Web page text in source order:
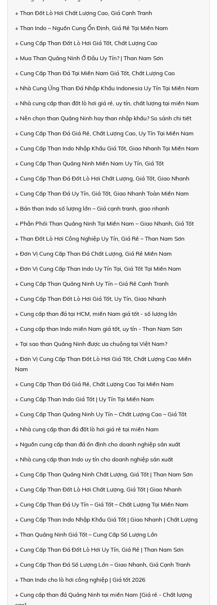
+ Than Đốt Lò Hơi Chất Lượng Cao, Giá Cạnh Tranh
+ Than Indo – Nguồn Cung Ổn Định, Giá Rẻ Tại Miền Nam
+ Cung Cấp Than Đốt Lò Hơi Giá Tốt, Chất Lượng Cao
+ Mua Than Quảng Ninh Ở Đâu Uy Tín? | Than Nam Sơn
+ Cung Cấp Than Đá Tại Miền Nam Giá Tốt, Chất Lượng Cao
+ Nhà Cung Ứng Than Đá Nhập Khẩu Indonesia Uy Tín Tại Miền Nam
+ Nhà cung cấp than đốt lò hơi giá rẻ, uy tín, chất lượng tại miền Nam
+ Nên chọn than Quảng Ninh hay than nhập khẩu? So sánh chi tiết
+ Cung Cấp Than Đá Giá Rẻ, Chất Lượng Cao, Uy Tín Tại Miền Nam
+ Cung Cấp Than Indo Nhập Khẩu Giá Tốt, Giao Nhanh Tại Miền Nam
+ Cung Cấp Than Quảng Ninh Miền Nam Uy Tín, Giá Tốt
+ Cung Cấp Than Đá Đốt Lò Hơi Chất Lượng, Giá Tốt, Giao Nhanh
+ Cung Cấp Than Đá Uy Tín, Giá Tốt, Giao Nhanh Toàn Miền Nam
+ Bán than Indo số lượng lớn – Giá cạnh tranh, giao nhanh
+ Phân Phối Than Quảng Ninh Tại Miền Nam – Giao Nhanh, Giá Tốt
+ Than Đốt Lò Hơi Công Nghiệp Uy Tín, Giá Rẻ – Than Nam Sơn
+ Đơn Vị Cung Cấp Than Đá Chất Lượng, Giá Rẻ Miền Nam
+ Đơn Vị Cung Cấp Than Indo Uy Tín Tại, Giá Tốt Tại Miền Nam
+ Cung Cấp Than Quảng Ninh Uy Tín – Giá Rẻ Cạnh Tranh
+ Cung Cấp Than Đốt Lò Hơi Giá Tốt, Uy Tín, Giao Nhanh
+ Cung cấp than đá tại HCM, miền Nam giá tốt - số lượng lớn
+ Cung cấp than Indo miền Nam giá tốt, uy tín - Than Nam Sơn
+ Tại sao than Quảng Ninh được ưa chuộng tại Việt Nam?
+ Đơn Vị Cung Cấp Than Đốt Lò Hơi Giá Tốt, Chất Lượng Cao Miền
Nam
+ Cung Cấp Than Đá Giá Rẻ, Chất Lượng Cao Tại Miền Nam
+ Cung Cấp Than Indo Giá Tốt | Uy Tín Tại Miền Nam
+ Cung Cấp Than Quảng Ninh Uy Tín – Chất Lượng Cao – Giá Tốt
+ Nhà cung cấp than đá đốt lò hơi giá rẻ tại miền Nam
+ Nguồn cung cấp than đá ổn định cho doanh nghiệp sản xuất
+ Nhà cung cấp than Indo uy tín cho doanh nghiệp sản xuất
+ Cung Cấp Than Quảng Ninh Chất Lượng, Giá Tốt | Than Nam Sơn
+ Cung Cấp Than Đốt Lò Hơi Chất Lượng, Giá Tốt | Giao Nhanh
+ Cung Cấp Than Đá Uy Tín – Giá Tốt – Chất Lượng Tại Miền Nam
+ Cung Cấp Than Indo Nhập Khẩu Giá Tốt | Giao Nhanh | Chất Lượng
+ Than Quảng Ninh Giá Tốt – Cung Cấp Số Lượng Lớn
+ Cung Cấp Than Đá Đốt Lò Hơi Uy Tín, Giá Rẻ | Than Nam Sơn
+ Cung Cấp Than Đá Số Lượng Lớn – Giao Nhanh, Giá Cạnh Tranh
+ Than Indo cho lò hơi công nghiệp | Giá tốt 2026
+ Cung cấp than đá Quảng Ninh tại miền Nam [Giá rẻ - Chất lượng